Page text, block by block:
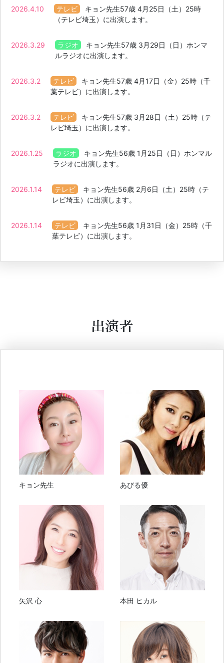
2026.4.10
キョン先生57歳 4月25日（土）25時
（テレビ埼玉）に出演します。
2026.3.29
キョン先生57歳 3月29日（日）ホンマ
ルラジオに出演します。
2026.3.2
キョン先生57歳 4月17日（金）25時（千
葉テレビ）に出演します。
2026.3.2
キョン先生57歳 3月28日（土）25時（テ
レビ埼玉）に出演します。
2026.1.25
キョン先生56歳 1月25日（日）ホンマル
ラジオに出演します。
2026.1.14
キョン先生56歳 2月6日（土）25時（テ
レビ埼玉）に出演します。
2026.1.14
キョン先生56歳 1月31日（金）25時（千
葉テレビ）に出演します。
出演者
キョン先生 あびる優
矢沢 心 本田 ヒカル